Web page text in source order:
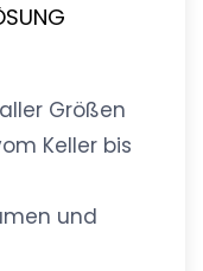
Größen
Keller bis
und